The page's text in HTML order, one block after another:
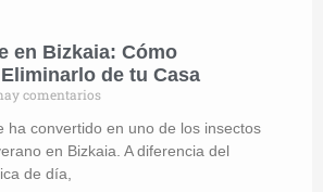
en Bizkaia: Cómo
de tu Casa
comentarios
ha convertido en uno de los insectos
en Bizkaia. A diferencia del
de día,